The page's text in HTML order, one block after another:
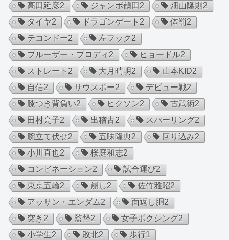
高田延彦2 ジャンボ鶴田 2 畑山隆則 2
タイヤ2 ドラゴンゲート 2 体罰2
テコンドー2 左フック2
ブルーザー・ブロディ 2 ヒョードル2
ストレート 2 大月晴明2 山本KID2
自信2 サウスポー2 デビュー戦2
膝つき背負い2 ヒクソン2 古武術2
田村亮子2 出稽古2 スパーリング2
腕立て伏せ2 五味隆典2 回り込み2
小川直也2 桜庭和志2
コンビネーション2 試合運び2
東京五輪2 崩し2 佐竹雅昭2
アッサン・エンダム2 面返し胴 2
突き 2 監督2 女子ボクシング2
小学生2 敗北2 歩行1